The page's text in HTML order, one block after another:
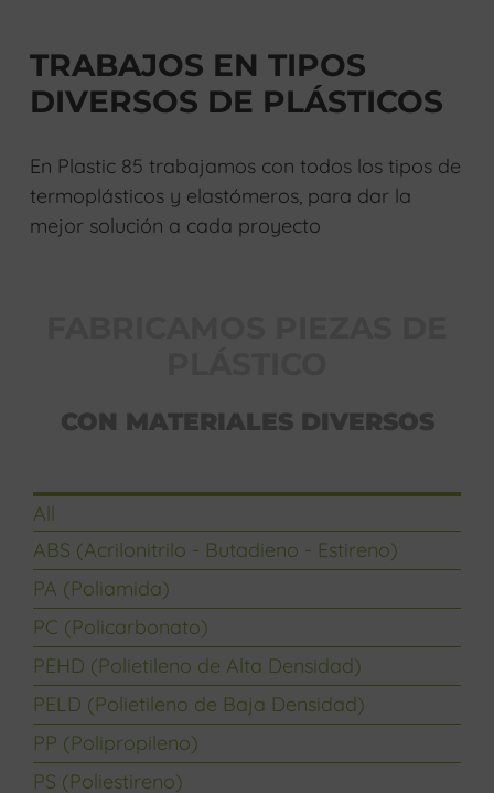
TRABAJOS EN TIPOS
DIVERSOS DE PLÁSTICOS
En Plastic 85 trabajamos con todos los tipos de
termoplásticos y elastómeros, para dar la
mejor solución a cada proyecto
CON MATERIALES DIVERSOS
All
ABS (Acrilonitrilo - Butadieno - Estireno)
PA (Poliamida)
PC (Policarbonato)
PEHD (Polietileno de Alta Densidad)
PELD (Polietileno de Baja Densidad)
PP (Polipropileno)
PS (Poliestireno)